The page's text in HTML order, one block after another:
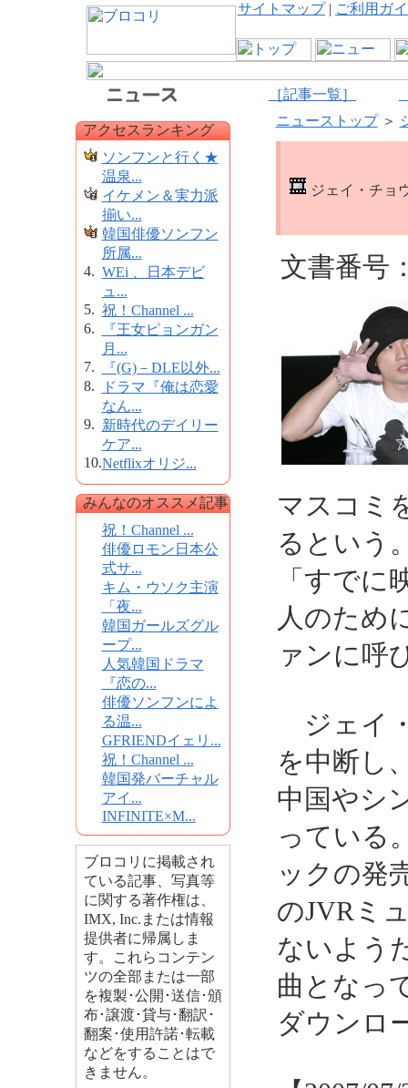
サイトマップ| ご利用ガ
［記事一覧］
アクセスランキング
ソンフンと行く★
温泉...
イケメン＆実力派
揃い...
韓国俳優ソンフン
所属...
4. WEi 、日本デビ
ュ...
5. 祝！Channel ...
6.
『王女ピョンガン
月...
7.
『(G)－DLE以外...
8.
ドラマ『俺は恋愛
なん...
9. 新時代のデイリー
ケア...
10.Netflixオリジ...
みんなのオススメ記事
祝！Channel ...
俳優ロモン日本公
式サ...
キム・ウソク主演
「夜...
韓国ガールズグル
ープ...
人気韓国ドラマ
『恋の...
俳優ソンフンによ
る温...
GFRIENDイェリ...
祝！Channel ...
韓国発バーチャル
アイ...
INFINITE×M...
ブロコリに掲載され
ている記事、写真等
に関する著作権は、
IMX, Inc.または情報
提供者に帰属しま
す。これらコンテン
ツの全部または一部
を複製･公開･送信･頒
布･譲渡･貸与･翻訳･
翻案･使用許諾･転載
などをすることはで
きません。
ニューストップ＞
ジェイ・チョ
文書番号
マスコミ
るという
「すで
人のため
ァンに呼
ジェイ
を中断し
中国やシ
っている
ックの発
のJVRミ
ないよう
曲となっ
ダウンロ